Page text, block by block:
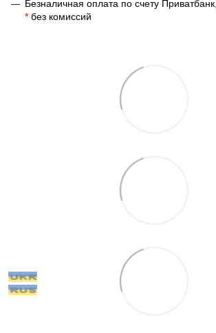
Безналичная оплата по счету
* без комиссий